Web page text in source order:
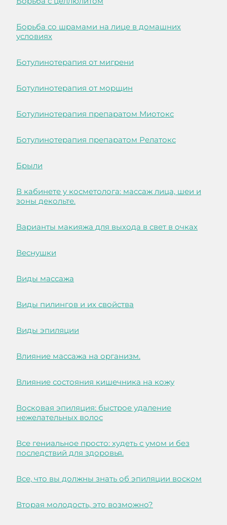
Борьба со шрамами на лице в домашних
условиях
Ботулинотерапия от мигрени
Ботулинотерапия от морщин
Ботулинотерапия препаратом Миотокс
Ботулинотерапия препаратом Релатокс
Брыли
В кабинете у косметолога: массаж лица, шеи и
зоны декольте.
Варианты макияжа для выхода в свет в очках
Веснушки
Виды массажа
Виды пилингов и их свойства
Виды эпиляции
Влияние массажа на организм.
Влияние состояния кишечника на кожу
Восковая эпиляция: быстрое удаление
нежелательных волос
Все гениальное просто: худеть с умом и без
последствий для здоровья.
Все, что вы должны знать об эпиляции воском
Вторая молодость, это возможно?